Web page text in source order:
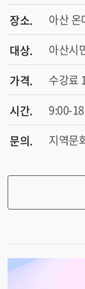
장소.
아산 온
대상.
아산시
가격.
수강료
시간.
9:00-
문의.
지역문